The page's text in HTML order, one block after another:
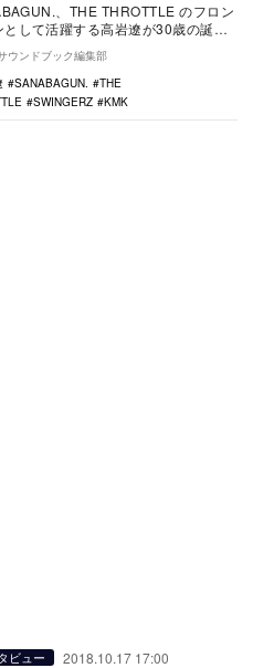
、THE THROTTLE のフロン
として活躍する高岩遼が30歳の誕生
る8月27日に、自身の半生…
ウンドブック編集部
SANABAGUN.
THE
SWINGERZ KMK
ビュー 2018.10.17 17:00